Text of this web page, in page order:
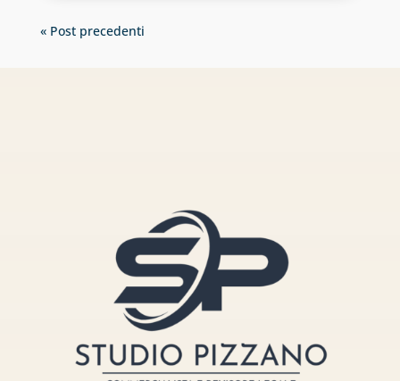
« Post precedenti